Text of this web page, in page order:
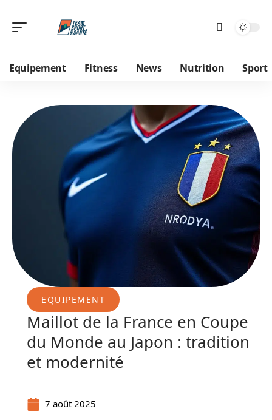
Equipement Fitness News Nutrition Sport
EQUIPEMENT
Maillot de la France en Coupe
du Monde au Japon : tradition
et modernité
7 août 2025